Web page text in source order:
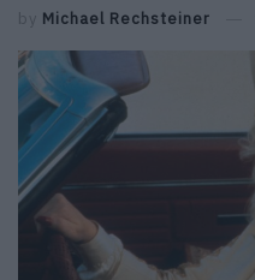
by Michael Rechsteiner